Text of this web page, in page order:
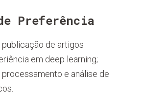
Preferência
de artigos
em deep learning;
e análise de